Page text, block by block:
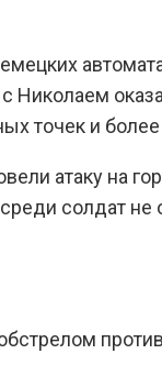
точек и более
атаку на
солдат не